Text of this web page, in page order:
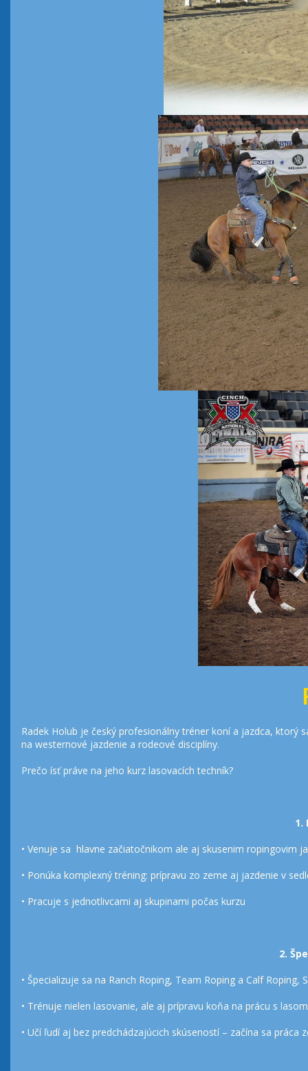
Radek Holub je český profesionálny tréner koní a jazdca, ktorý
na westernové jazdenie a rodeové disciplíny.
Prečo ísť práve na jeho kurz lasovacích techník?
1.
• Venuje sa hlavne začiatočnikom ale aj skusenim ropingovim
• Ponúka komplexný tréning: prípravu zo zeme aj jazdenie v
• Pracuje s jednotlivcami aj skupinami počas kurzu
2.
• Špecializuje sa na Ranch Roping, Team Roping a Calf Roping,
• Trénuje nielen lasovanie, ale aj prípravu koňa na prácu s lasom
• Učí ľudí aj bez predchádzajúcich skúseností – začína sa práca